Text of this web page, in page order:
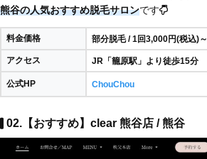
熊谷の人気おすすめ脱毛サロンです
料金価格 部分脱毛 / 1回3,000円(税込)～
アクセス JR「籠原駅」より徒歩15分
公式HP ChouChou
02.【おすすめ】clear 熊谷店 / 熊谷